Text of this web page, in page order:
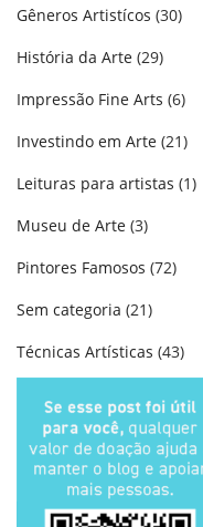
Gêneros Artistícos (30)
História da Arte (29)
Impressão Fine Arts (6)
Investindo em Arte (21)
Leituras para artistas (1)
Museu de Arte (3)
Pintores Famosos (72)
Sem categoria (21)
Técnicas Artísticas (43)